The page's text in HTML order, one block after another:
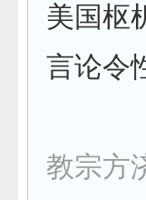
美国枢
言论令
教宗方